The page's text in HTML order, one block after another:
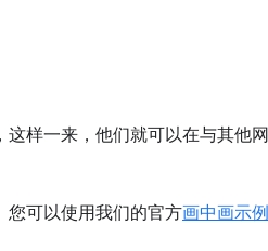
样一来，他们就可以在与其他网
您可以使用我们的官方画中画示例